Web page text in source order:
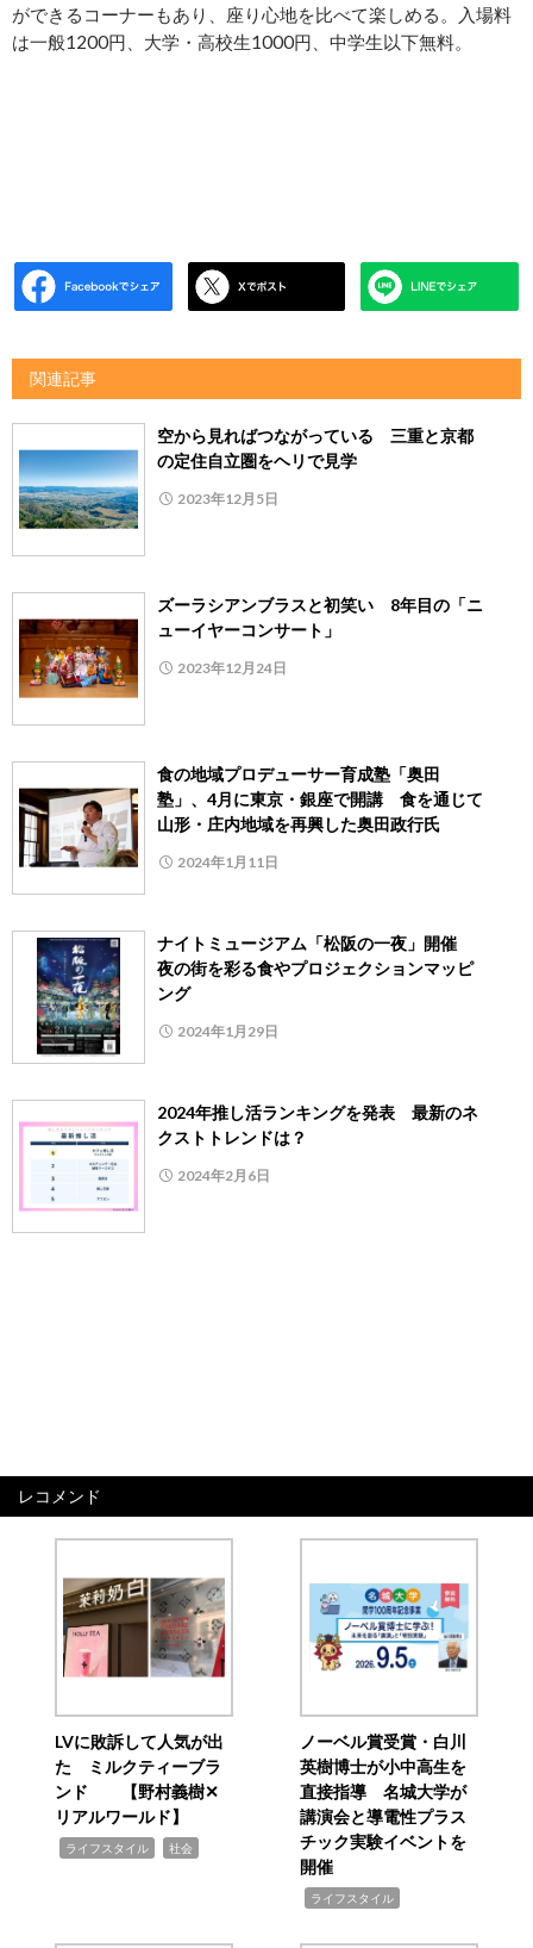
ができるコーナーもあり、座り心地を比べて楽しめる。入場料
は一般1200円、大学・高校生1000円、中学生以下無料。
関連記事
空から見ればつながっている 三重と京都
の定住自立圏をヘリで見学
2023年12月5日
ズーラシアンブラスと初笑い 8年目の「ニ
ューイヤーコンサート」
2023年12月24日
食の地域プロデューサー育成塾「奥田
塾」、4月に東京・銀座で開講 食を通じて
山形・庄内地域を再興した奥田政行氏
2024年1月11日
ナイトミュージアム「松阪の一夜」開催
夜の街を彩る食やプロジェクションマッピ
ング
2024年1月29日
2024年推し活ランキングを発表 最新のネ
クストトレンドは？
2024年2月6日
レコメンド
LVに敗訴して人気が出
た ミルクティーブラ
ンド 【野村義樹✕
リアルワールド】
ライフスタイル 社会
ノーベル賞受賞・白川
英樹博士が小中高生を
直接指導 名城大学が
講演会と導電性プラス
チック実験イベントを
開催
ライフスタイル